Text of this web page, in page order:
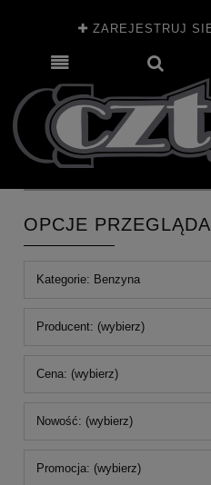
ZAREJESTRUJ
OPCJE
Kategorie: Benzyna
Producent: (wybierz)
Cena: (wybierz)
Nowość: (wybierz)
Promocja: (wybierz)